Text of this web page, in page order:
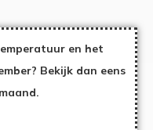
en het
Bekijk dan eens